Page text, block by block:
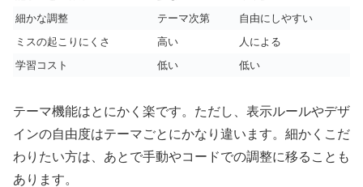
細かな調整
テーマ次第
自由にしやすい
ミスの起こりにくさ
高い
人による
学習コスト
低い 低い
テーマ機能はとにかく楽です。ただし、表示ルールやデザ
インの自由度はテーマごとにかなり違います。細かくこだ
わりたい方は、あとで手動やコードでの調整に移ることも
あります。